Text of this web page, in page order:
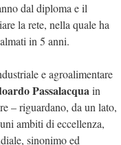
dal diploma e il
la rete, nella quale ha
in 5 anni.
e agroalimentare
Passalacquain
– riguardano, da un lato,
ambiti di eccellenza,
sinonimo ed